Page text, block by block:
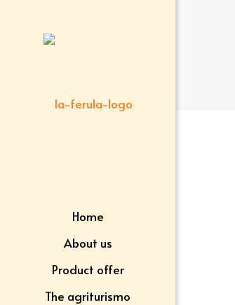
Home
About us
Product offer
The agriturismo